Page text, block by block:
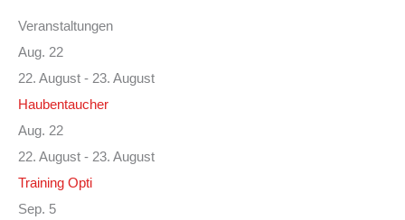
Veranstaltungen
Aug. 22
22. August - 23. August
Haubentaucher
Aug. 22
22. August - 23. August
Training Opti
Sep. 5